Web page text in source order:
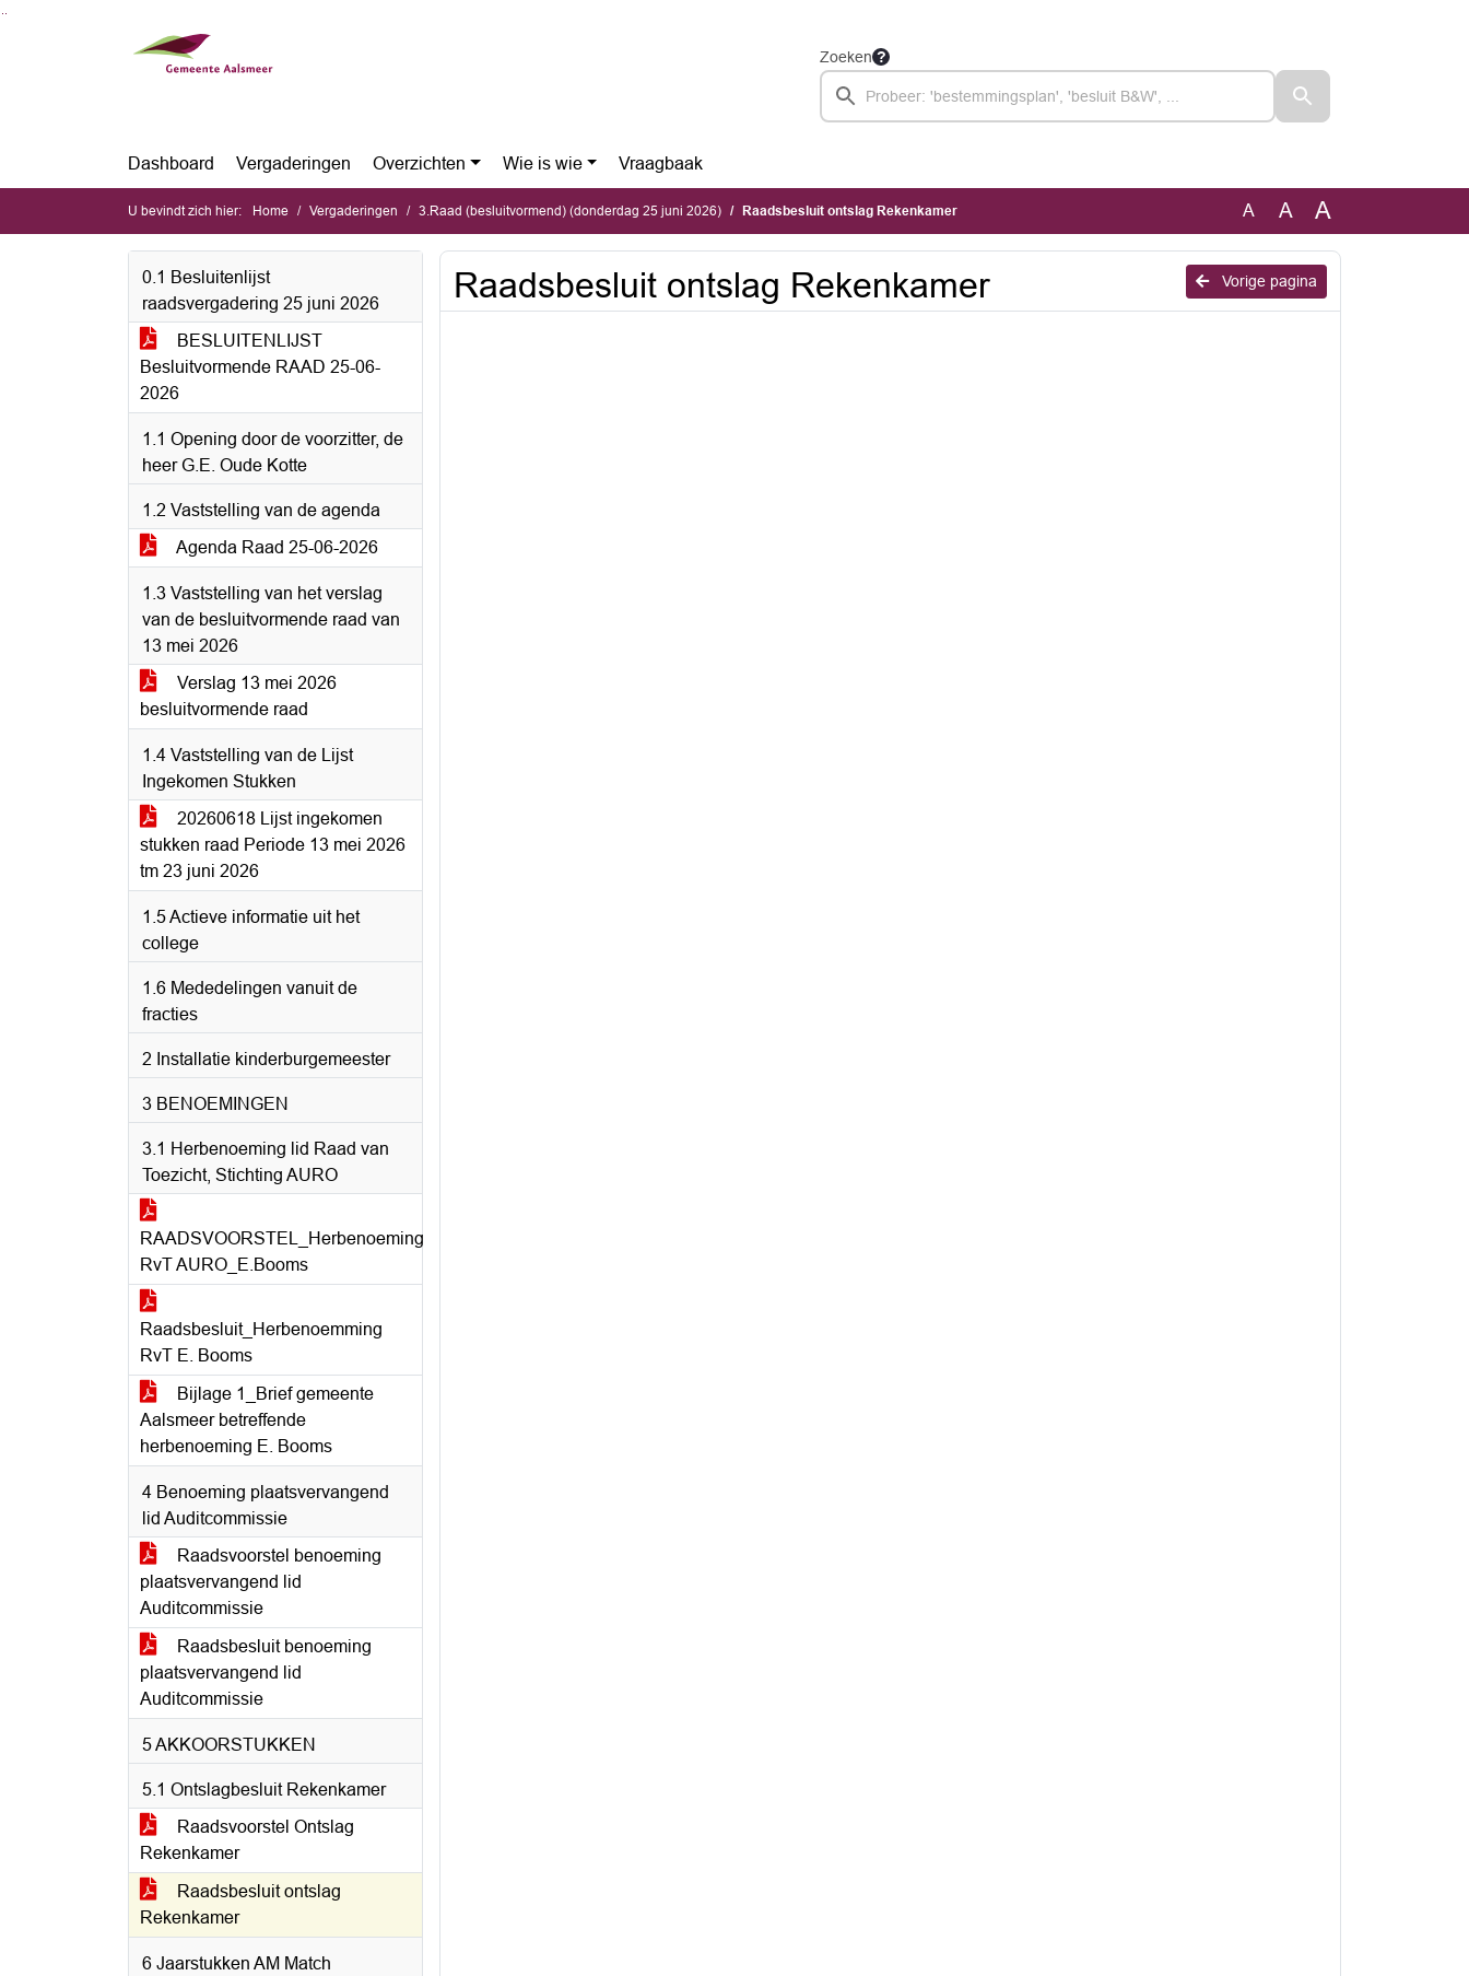
Zoeken
Dashboard Vergaderingen Overzichten Wie is wie Vraagbaak
U bevindt zich hier: Home Vergaderingen 3.Raad (besluitvormend) (donderdag 25 juni 2026) Raadsbesluit ontslag Rekenkamer A A A
0.1 Besluitenlijst
raadsvergadering 25 juni 2026
BESLUITENLIJST
Besluitvormende RAAD 25-06-
2026
1.1 Opening door de voorzitter, de
heer G.E. Oude Kotte
1.2 Vaststelling van de agenda
Agenda Raad 25-06-2026
1.3 Vaststelling van het verslag
van de besluitvormende raad van
13 mei 2026
Verslag 13 mei 2026
besluitvormende raad
1.4 Vaststelling van de Lijst
Ingekomen Stukken
20260618 Lijst ingekomen
stukken raad Periode 13 mei 2026
tm 23 juni 2026
1.5 Actieve informatie uit het
college
1.6 Mededelingen vanuit de
fracties
2 Installatie kinderburgemeester
3 BENOEMINGEN
3.1 Herbenoeming lid Raad van
Toezicht, Stichting AURO
RAADSVOORSTEL_Herbenoeming
RvT AURO_E.Booms
Raadsbesluit_Herbenoemming
RvT E. Booms
Bijlage 1_Brief gemeente
Aalsmeer betreffende
herbenoeming E. Booms
4 Benoeming plaatsvervangend
lid Auditcommissie
Raadsvoorstel benoeming
plaatsvervangend lid
Auditcommissie
Raadsbesluit benoeming
plaatsvervangend lid
Auditcommissie
5 AKKOORSTUKKEN
5.1 Ontslagbesluit Rekenkamer
Raadsvoorstel Ontslag
Rekenkamer
Raadsbesluit ontslag
Rekenkamer
6 Jaarstukken AM Match
Vorige pagina
Raadsbesluit ontslag Rekenkamer